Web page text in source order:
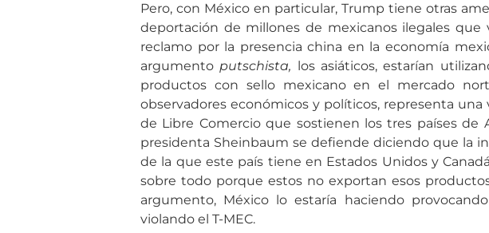
Pero, con México en particular, Trump tiene otras
deportación de millones de mexicanos ilegales que
reclamo por la presencia china en la economía
argumentoputschista, los asiáticos, estarían
productos con sello mexicano en el mercado
observadores económicos y políticos, representa una
de Libre Comercio que sostienen los tres países de
presidenta Sheinbaum se defiende diciendo que la
de la que este país tiene en Estados Unidos y
sobre todo porque estos no exportan esos
argumento, México lo estaría haciendo
violando el T-MEC.